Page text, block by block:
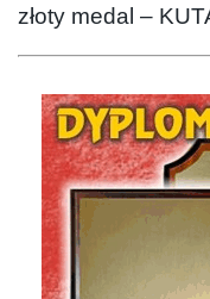
złoty medal –